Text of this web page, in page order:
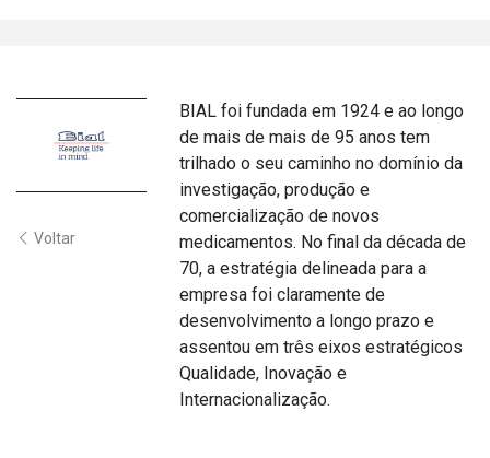
Voltar
BIAL foi fundada em 1924 e ao longo
de mais de mais de 95 anos tem
trilhado o seu caminho no domínio da
investigação, produção e
comercialização de novos
medicamentos. No final da década de
70, a estratégia delineada para a
empresa foi claramente de
desenvolvimento a longo prazo e
assentou em três eixos estratégicos
Qualidade, Inovação e
Internacionalização.